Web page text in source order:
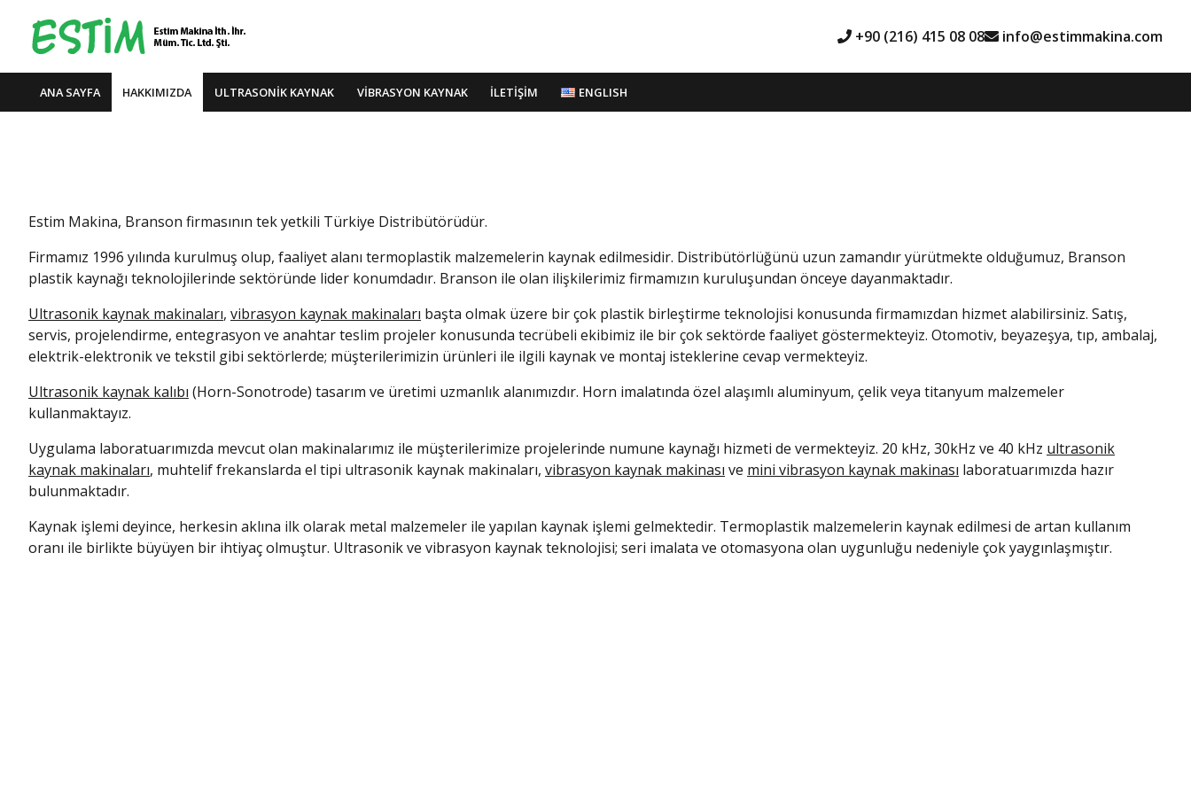
ANA SAYFA HAKKIMIZDA ULTRASONİK KAYNAK VİBRASYON KAYNAK İLETİŞİM ENGLISH
+90 (216) 415 08 08 info@estimmakina.com
Estim Makina, Branson firmasının tek yetkili Türkiye Distribütörüdür.
Firmamız 1996 yılında kurulmuş olup, faaliyet alanı termoplastik malzemelerin kaynak edilmesidir. Distribütörlüğünü uzun zamandır yürütmekte olduğumuz, Branson
plastik kaynağı teknolojilerinde sektöründe lider konumdadır. Branson ile olan ilişkilerimiz firmamızın kuruluşundan önceye dayanmaktadır.
Ultrasonik kaynak makinaları, vibrasyon kaynak makinaları başta olmak üzere bir çok plastik birleştirme teknolojisi konusunda firmamızdan hizmet alabilirsiniz. Satış,
servis, projelendirme, entegrasyon ve anahtar teslim projeler konusunda tecrübeli ekibimiz ile bir çok sektörde faaliyet göstermekteyiz. Otomotiv, beyazeşya, tıp, ambalaj,
elektrik-elektronik ve tekstil gibi sektörlerde; müşterilerimizin ürünleri ile ilgili kaynak ve montaj isteklerine cevap vermekteyiz.
Ultrasonik kaynak kalıbı (Horn-Sonotrode) tasarım ve üretimi uzmanlık alanımızdır. Horn imalatında özel alaşımlı aluminyum, çelik veya titanyum malzemeler
kullanmaktayız.
Uygulama laboratuarımızda mevcut olan makinalarımız ile müşterilerimize projelerinde numune kaynağı hizmeti de vermekteyiz. 20 kHz, 30kHz ve 40 kHz ultrasonik
kaynak makinaları, muhtelif frekanslarda el tipi ultrasonik kaynak makinaları, vibrasyon kaynak makinası ve mini vibrasyon kaynak makinası laboratuarımızda hazır
bulunmaktadır.
Kaynak işlemi deyince, herkesin aklına ilk olarak metal malzemeler ile yapılan kaynak işlemi gelmektedir. Termoplastik malzemelerin kaynak edilmesi de artan kullanım
oranı ile birlikte büyüyen bir ihtiyaç olmuştur. Ultrasonik ve vibrasyon kaynak teknolojisi; seri imalata ve otomasyona olan uygunluğu nedeniyle çok yaygınlaşmıştır.